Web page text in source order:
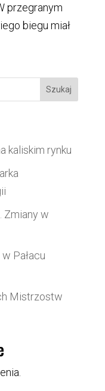
przegranym
biegu miał
Szukaj
kaliskim rynku
Zmiany w
Pałacu
Mistrzostw